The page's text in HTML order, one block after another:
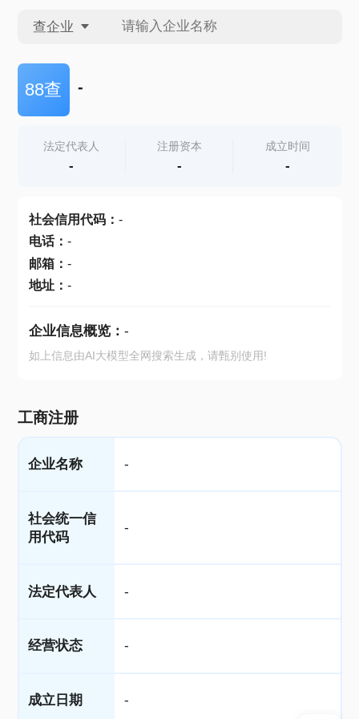
查企业
查企业
查产地
88查 -
法定代表人
-
注册资本
-
成立时间
-
社会信用代码： -
电话： -
邮箱： -
地址： -
企业信息概览： -
如上信息由AI大模型全网搜索生成，请甄别使用!
工商注册
企业名称 -
社会统一信
用代码
-
法定代表人 -
经营状态 -
成立日期 -